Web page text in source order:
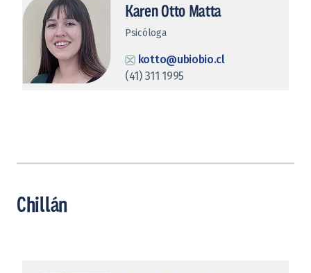
Karen Otto Matta
Psicóloga
kotto@ubiobio.cl
(41) 311 1995
Chillán